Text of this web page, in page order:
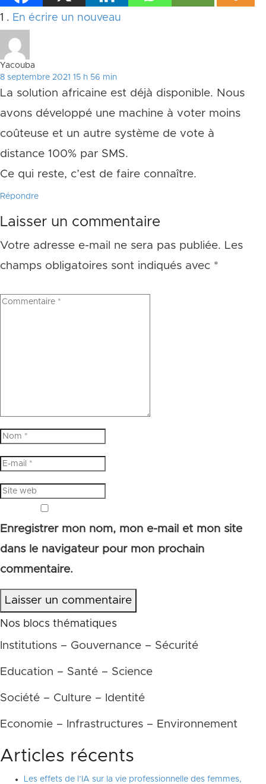
1 Commentaire
. En écrire un nouveau
Yacouba
8 septembre 2021 15 h 56 min
La solution africaine est déjà disponible. Nous
avons développé une machine à voter moins
coûteuse et un autre système de vote à
distance 100% par SMS.
Ce qui reste, c’est de faire connaître.
Répondre
Laisser un commentaire
Votre adresse e-mail ne sera pas publiée. Les
champs obligatoires sont indiqués avec *
Enregistrer mon nom, mon e-mail et mon site
dans le navigateur pour mon prochain
commentaire.
Laisser un commentaire
Nos blocs thématiques
Institutions – Gouvernance – Sécurité
Education – Santé – Science
Société – Culture – Identité
Economie – Infrastructures – Environnement
Articles récents
Les effets de l’IA sur la vie professionnelle des femmes,